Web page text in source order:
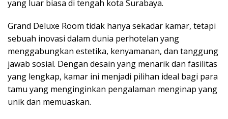
yang luar biasa di tengah kota Surabaya.
Grand Deluxe Room tidak hanya sekadar kamar, tetapi
sebuah inovasi dalam dunia perhotelan yang
menggabungkan estetika, kenyamanan, dan tanggung
jawab sosial. Dengan desain yang menarik dan fasilitas
yang lengkap, kamar ini menjadi pilihan ideal bagi para
tamu yang menginginkan pengalaman menginap yang
unik dan memuaskan.